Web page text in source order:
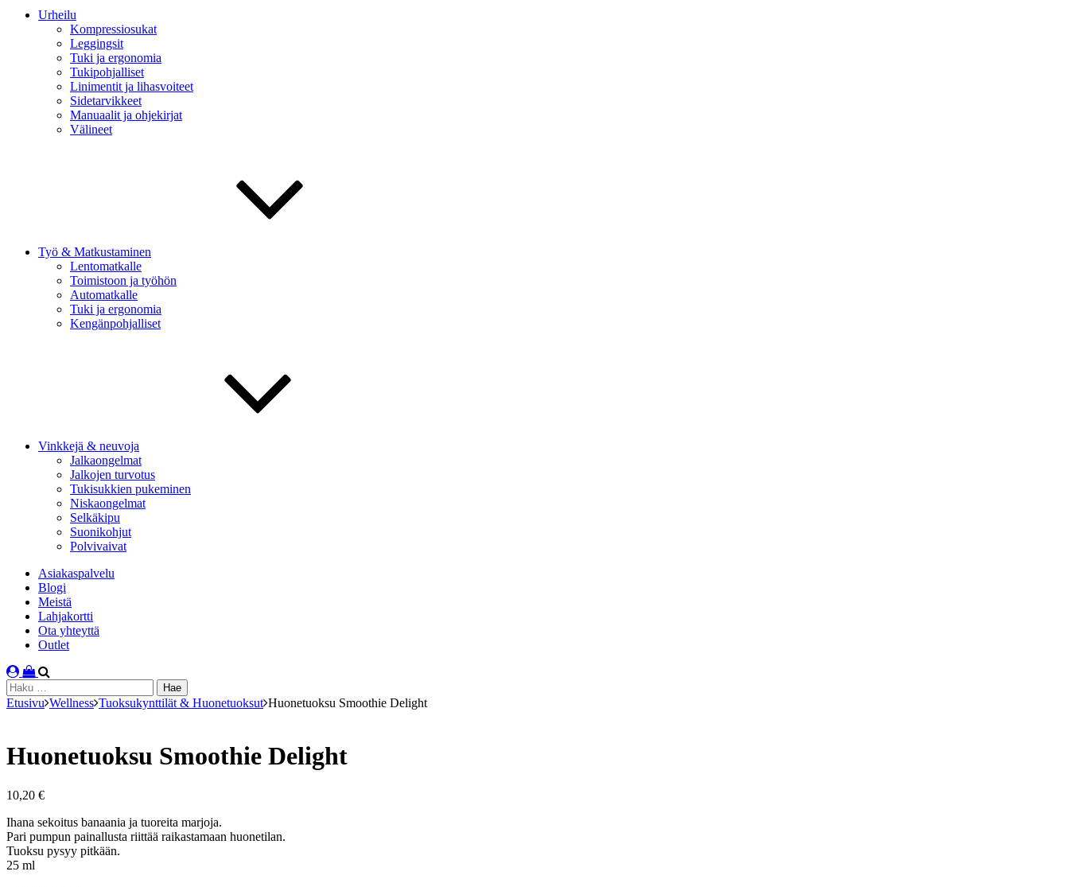
Urheilu
Kompressiosukat
Leggingsit
Tuki ja ergonomia
Tukipohjalliset
Linimentit ja lihasvoiteet
Sidetarvikkeet
Manuaalit ja ohjekirjat
Välineet
Työ & Matkustaminen
Lentomatkalle
Toimistoon ja työhön
Automatkalle
Tuki ja ergonomia
Kengänpohjalliset
Vinkkejä & neuvoja
Jalkaongelmat
Jalkojen turvotus
Tukisukkien pukeminen
Niskaongelmat
Selkäkipu
Suonikohjut
Polvivaivat
Asiakaspalvelu
Blogi
Meistä
Lahjakortti
Ota yhteyttä
Outlet
Haku:
Etusivu Wellness Tuoksukynttilät & Huonetuoksut Huonetuoksu Smoothie Delight
Huonetuoksu Smoothie Delight
10,20 €
Ihana sekoitus banaania ja tuoreita marjoja.
Pari pumpun painallusta riittää raikastamaan huonetilan.
Tuoksu pysyy pitkään.
25 ml